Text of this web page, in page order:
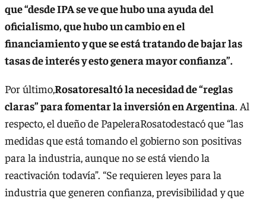
que “desde IPA se ve que hubo una ayuda del
oficialismo, que hubo un cambio en el
financiamiento y que se está tratando de bajar las
tasas de interés y esto genera mayor confianza”.
Por último,Rosatoresaltó la necesidad de “reglas
claras” para fomentar la inversión en Argentina. Al
respecto, el dueño de PapeleraRosatodestacó que “las
medidas que está tomando el gobierno son positivas
para la industria, aunque no se está viendo la
reactivación todavía”. “Se requieren leyes para la
industria que generen confianza, previsibilidad y que